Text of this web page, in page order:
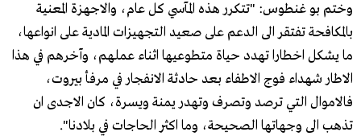
وختم بو غنطوس: "تتكرر هذه المآسي كل عام، والاجهزة المعنية
بالمكافحة تفتقر الى الدعم على صعيد التجهيزات المادية على انواعها،
ما يشكل اخطارا تهدد حياة متطوعيها اثناء عملهم، وآخرهم في هذا
الاطار شهداء فوج الاطفاء بعد حادثة الانفجار في مرفأ بيروت،
فالاموال التي ترصد وتصرف وتهدر يمنة ويسرة، كان الاجدى ان
تذهب الى وجهاتها الصحيحة، وما اكثر الحاجات في بلادنا".